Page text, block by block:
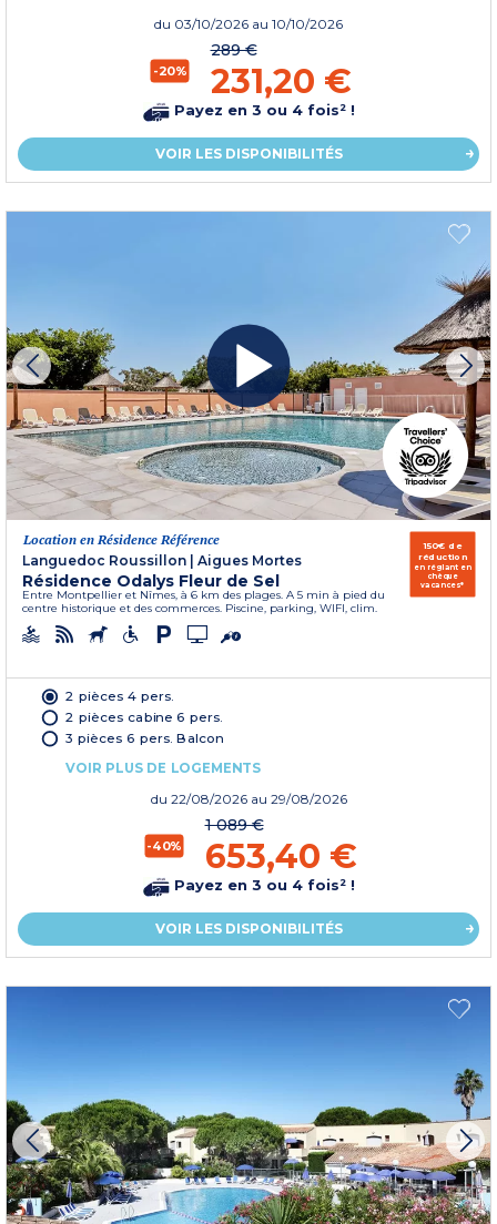
du 03/10/2026 au 10/10/2026
-20%
289 €
231,20 €
Payez en 3 ou 4 fois² !
VOIR LES DISPONIBILITÉS
Location en Résidence Référence
Languedoc Roussillon | Aigues Mortes
Résidence Odalys Fleur de Sel
Entre Montpellier et Nîmes, à 6 km des plages. A 5 min à pied du
centre historique et des commerces. Piscine, parking, WIFI, clim.
150€ de
réduction
en réglant en
chèque
vacances*
2 pièces 4 pers.
2 pièces cabine 6 pers.
3 pièces 6 pers. Balcon
VOIR PLUS DE LOGEMENTS
du 22/08/2026 au 29/08/2026
-40%
1 089 €
653,40 €
Payez en 3 ou 4 fois² !
VOIR LES DISPONIBILITÉS